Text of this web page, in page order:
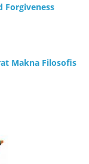
Forgiveness
Makna Filosofis